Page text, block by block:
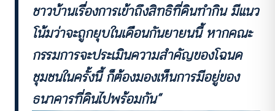
ชาวบ้านเรื่องการเข้าถึงสิทธิที่ดินทำกิน มีแนว
โน้มว่าจะถูกยุบในเดือนกันยายนนี้ หากคณะ
กรรมการจะประเมินความสำคัญของโฉนด
ชุมชนในครั้งนี้ ก็ต้องมองเห็นการมีอยู่ของ
ธนาคารที่ดินไปพร้อมกัน”